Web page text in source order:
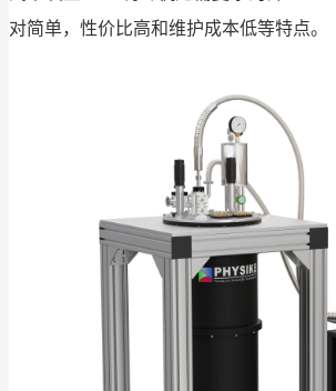
对简单，性价比高和维护成本低等特点。